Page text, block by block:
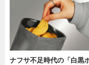
ナフサ不足時代の「白黒